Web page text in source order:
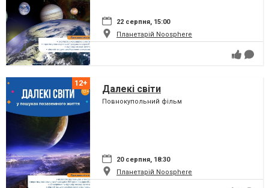
22 серпня, 15:00
Планетарій Noosphere
Далекі світи
Повнокупольний фільм
20 серпня, 18:30
Планетарій Noosphere